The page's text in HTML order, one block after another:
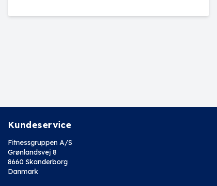
Kundeservice
Fitnessgruppen A/S
Grønlandsvej 8
8660 Skanderborg
Danmark